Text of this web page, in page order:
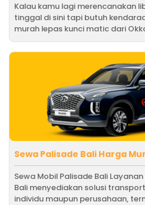
Kalau kamu lagi merencanakan
tinggal di sini tapi butuh
murah lepas kunci matic dari
Sewa Palisade Bali Harga
Sewa Mobil Palisade Bali
Bali menyediakan solusi
individu maupun perusahaan,